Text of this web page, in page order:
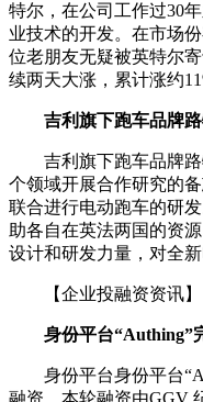
特尔，在公司工作过30
业技术的开发。在市场
位老朋友无疑被英特尔
续两天大涨，累计涨约
吉利旗下跑车品牌
吉利旗下跑车品牌路
个领域开展合作研究的
联合进行电动跑车的研
助各自在英法两国的资
设计和研发力量，对全
【企业投融资资讯】
身份平台“Authing”
身份平台身份平台